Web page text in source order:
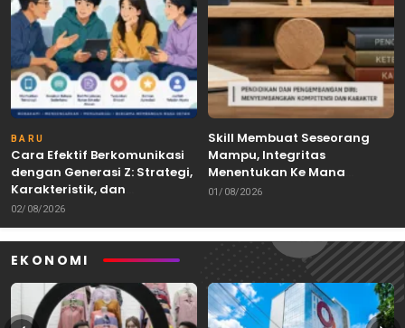
BARU
Cara Efektif Berkomunikasi
dengan Generasi Z: Strategi,
Karakteristik, dan
Tantangannya
02/08/2026
Skill Membuat Seseorang
Mampu, Integritas
Menentukan Ke Mana
Kemampuan Itu Dibawa
01/08/2026
EKONOMI